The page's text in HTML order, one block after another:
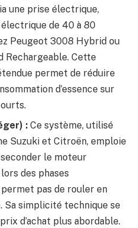
une prise électrique,
de 40 à 80
Peugeot 3008 Hybrid ou
Rechargeable. Cette
permet de réduire
d’essence sur
: Ce système, utilisé
Suzuki et Citroën, emploie
le moteur
des phases
permet pas de rouler en
Sa simplicité technique se
d’achat plus abordable.